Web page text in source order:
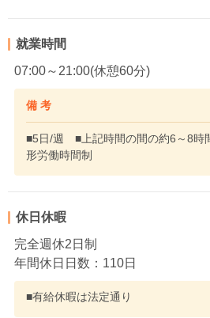
就業時間
07:00～21:00(休憩60分)
備 考
■5日/週 ■上記時間の間の約6～8
形労働時間制
休日休暇
完全週休2日制
年間休日日数：110日
■有給休暇は法定通り